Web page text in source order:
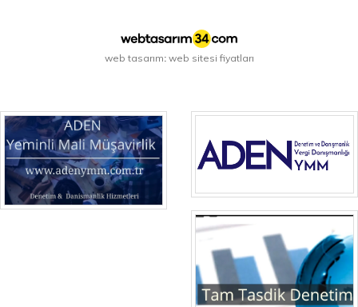
web tasarım web sitesi fiyatları